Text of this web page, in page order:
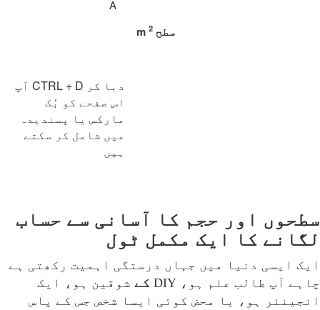
m سطح 2
آپ CTRL + D دبا کر
اس صفحے کو بُک
مارکس یا پسندیدہ
میں شامل کر سکتے
ہیں
سطحوں اور حجم کا آسانی سے حساب
لگانے کا ایک مکمل ٹول
ایک ایسی دنیا میں جہاں درستگی اہمیت رکھتی ہے
چاہے آپ طالب علم ہو، DIY
کے شوقین ہو، ایک
انجینئر ہو، یا محض کوئی ایسا شخص جس کے پاس